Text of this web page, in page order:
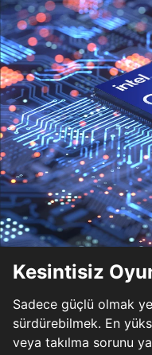
Kesintisiz
Sadece güçlü olmak
sürdürebilmek. En
veya takılma sorunu